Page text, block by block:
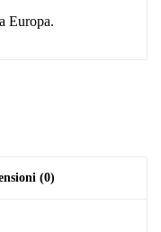
Europa.
(0)